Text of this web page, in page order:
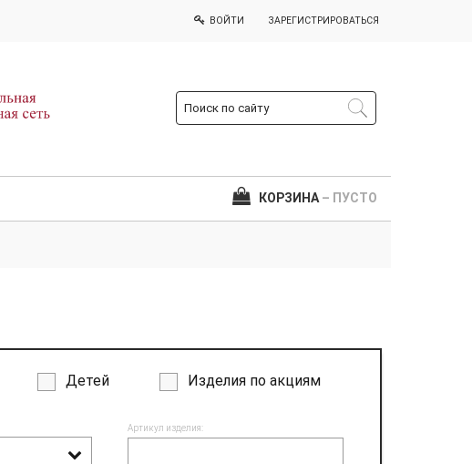
ВОЙТИ ЗАРЕГИСТРИРОВАТЬСЯ
КОРЗИНА – ПУСТО
Детей Изделия по акциям
Артикул изделия: